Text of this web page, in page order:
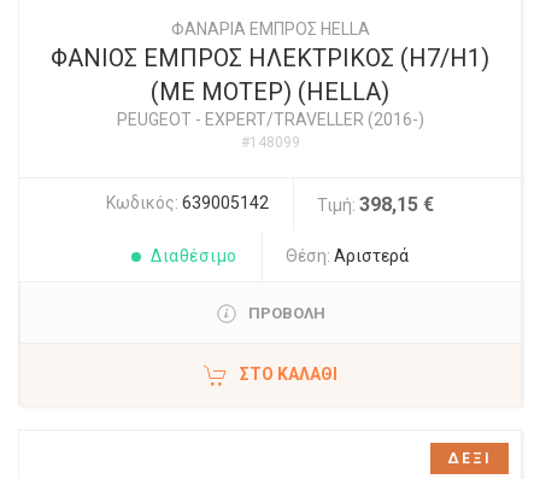
ΦΑΝΑΡΙΑ ΕΜΠΡΟΣ HELLA
ΦΑΝΙΟΣ ΕΜΠΡΟΣ ΗΛΕΚΤΡΙΚΟΣ (H7/H1)
(ΜΕ ΜΟΤΕΡ) (HELLA)
PEUGEOT- EXPERT/TRAVELLER (2016-)
#148099
Κωδικός: 639005142 Τιμή: 398,15 €
Διαθέσιμο Θέση: Αριστερά
ΠΡΟΒΟΛΗ
ΣΤΟ ΚΑΛΆΘΙ
ΔΕΞΙ